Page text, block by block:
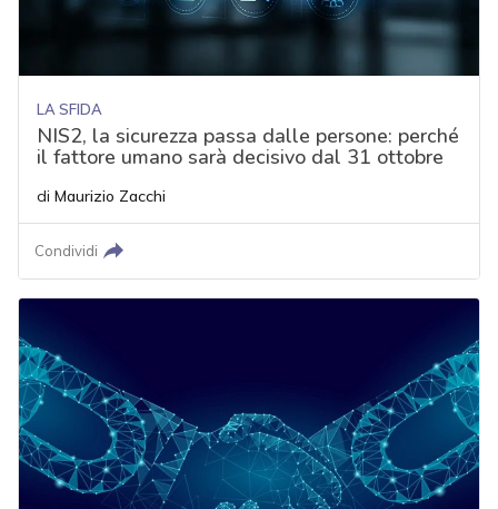
LA SFIDA
NIS2, la sicurezza passa dalle persone: perché
il fattore umano sarà decisivo dal 31 ottobre
di Maurizio Zacchi
Condividi